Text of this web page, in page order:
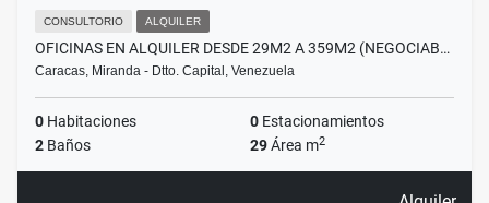
CONSULTORIO ALQUILER
OFICINAS EN ALQUILER DESDE 29M2 A 359M2 (NEGOCIAB…
Caracas, Miranda - Dtto. Capital, Venezuela
0 Habitaciones 0 Estacionamientos
2 Baños 29Área m2